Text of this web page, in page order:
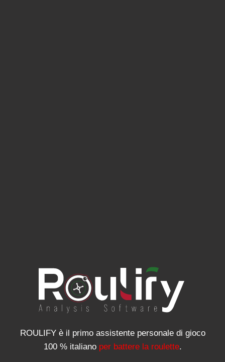
ROULIFY è il primo assistente personale di gioco
100 % italiano per battere la roulette.